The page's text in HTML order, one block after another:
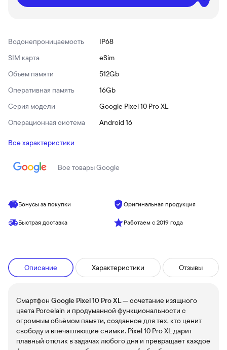
Водонепроницаемость
IP68
SIM карта
eSim
Объем памяти
512Gb
Оперативная память
16Gb
Серия модели
Google Pixel 10 Pro XL
Операционная система
Android 16
Все характеристики
Все товарыGoogle
Бонусы за покупки Оригинальная продукция
Быстрая доставка Работаем с 2019 года
Описание Характеристики Отзывы
Смартфон Google Pixel 10 Pro XL— сочетание изящного
цвета Porcelain и продуманной функциональности с
огромным объёмом памяти, созданное для тех, кто ценит
свободу и впечатляющие снимки. Pixel 10 Pro XL дарит
плавный отклик в задачах любого дня и превращает каждое